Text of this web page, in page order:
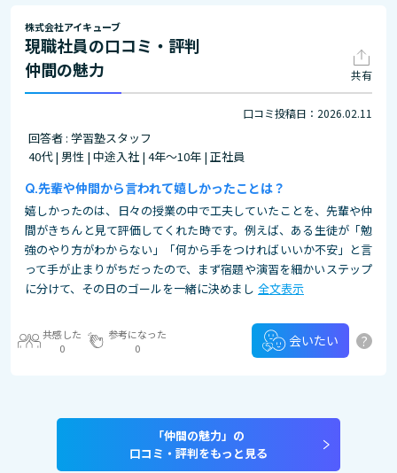
株式会社アイキューブ
現職社員の口コミ・評判
仲間の魅力
共有
口コミ投稿日：2026.02.11
回答者 : 学習塾スタッフ
40代 | 男性 | 中途入社 | 4年～10年 | 正社員
先輩や仲間から言われて嬉しかったことは？
嬉しかったのは、日々の授業の中で工夫していたことを、先輩や仲
間がきちんと見て評価してくれた時です。例えば、ある生徒が「勉
強のやり方がわからない」「何から手をつければいいか不安」と言
って手が止まりがちだったので、まず宿題や演習を細かいステップ
に分けて、その日のゴールを一緒に決めまし 全文表示
共感した
0
参考になった
0
会いたい ?
「仲間の魅力」の
口コミ・評判をもっと見る